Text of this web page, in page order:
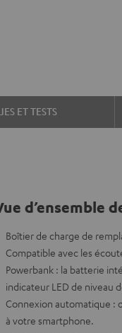
ET TESTS
d’ensemble
Boîtier de charge de
Compatible avec les
Powerbank : la batterie
indicateur LED de niveau
Connexion automatique :
à votre smartphone.